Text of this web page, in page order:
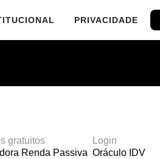
PRIVACIDADE
gratuitos
Renda Passiva
Login
Oráculo IDV